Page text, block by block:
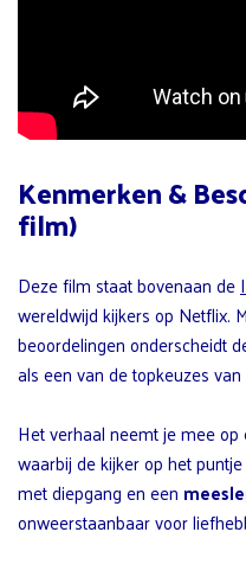
Kenmerken &
film)
Deze film staat bovenaan de
wereldwijd kijkers op Netflix.
beoordelingen onderscheidt
als een van de topkeuzes van
Het verhaal neemt je mee
waarbij de kijker op het
met diepgang en een
onweerstaanbaar voor